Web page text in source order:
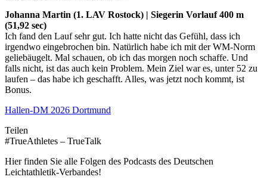
Johanna Martin (1. LAV Rostock) | Siegerin Vorlauf 400 m
(51,92 sec)
Ich fand den Lauf sehr gut. Ich hatte nicht das Gefühl, dass ich
irgendwo eingebrochen bin. Natürlich habe ich mit der WM-Norm
geliebäugelt. Mal schauen, ob ich das morgen noch schaffe. Und
falls nicht, ist das auch kein Problem. Mein Ziel war es, unter 52 zu
laufen – das habe ich geschafft. Alles, was jetzt noch kommt, ist
Bonus.
Hallen-DM 2026 Dortmund
Teilen
#TrueAthletes – TrueTalk
Hier finden Sie alle Folgen des Podcasts des Deutschen
Leichtathletik-Verbandes!